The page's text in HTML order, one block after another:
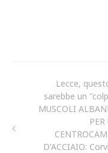
Lecce,
sarebbe un
MUSCOLI
PER
D'ACCIAIO: